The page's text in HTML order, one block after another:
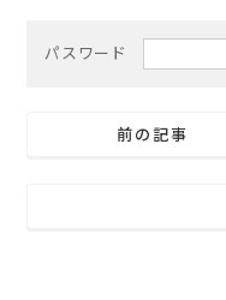
前の記事